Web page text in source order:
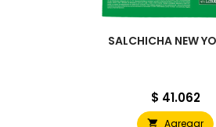
SALCHICHA NEW
Precio
$ 41.062
 Agregar